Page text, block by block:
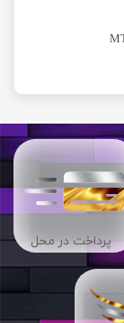
پرداخت در محل